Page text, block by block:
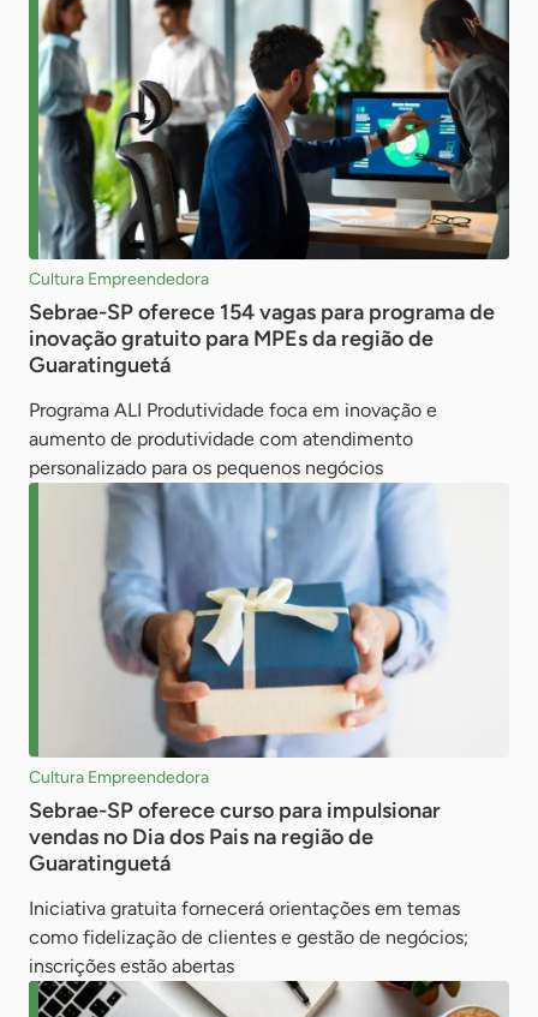
Cultura Empreendedora
Sebrae-SP oferece 154 vagas para programa de
inovação gratuito para MPEs da região de
Guaratinguetá
Programa ALI Produtividade foca em inovação e
aumento de produtividade com atendimento
personalizado para os pequenos negócios
Cultura Empreendedora
Sebrae-SP oferece curso para impulsionar
vendas no Dia dos Pais na região de
Guaratinguetá
Iniciativa gratuita fornecerá orientações em temas
como fidelização de clientes e gestão de negócios;
inscrições estão abertas